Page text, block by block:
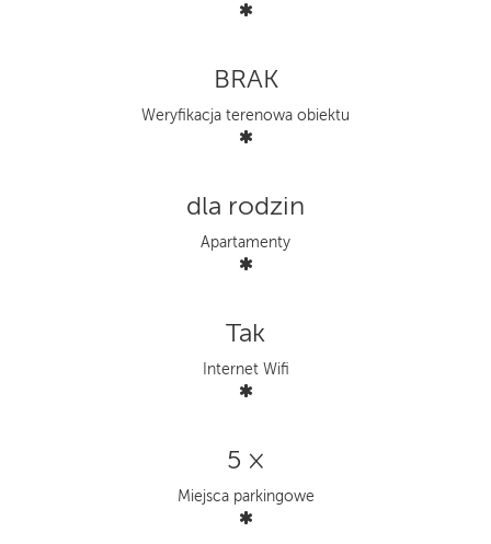
BRAK
Weryfikacja terenowa obiektu
dla rodzin
Apartamenty
Tak
Internet Wifi
5 ×
Miejsca parkingowe